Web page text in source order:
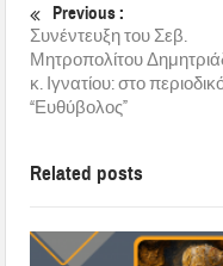
Previous :
Συνέντευξη του Σεβ.
Μητροπολίτου
κ. Ιγνατίου: στο
“Ευθύβολος”
Related posts